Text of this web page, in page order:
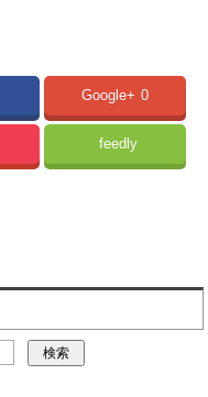
Google+ 0
feedly